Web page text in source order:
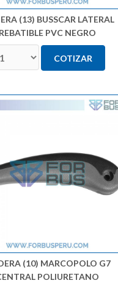
(13) BUSSCAR LATERAL
PVC NEGRO
COTIZAR
(10) MARCOPOLO G7
POLIURETANO